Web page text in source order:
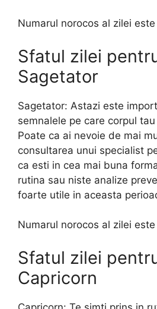
Numarul norocos al zilei este
Sfatul zilei
Sagetator
Sagetator: Astazi este
semnalele pe care corpul
Poate ca ai nevoie de mai
consultarea unui specialist
ca esti in cea mai buna
rutina sau niste analize
foarte utile in aceasta
Numarul norocos al zilei este
Sfatul zilei
Capricorn